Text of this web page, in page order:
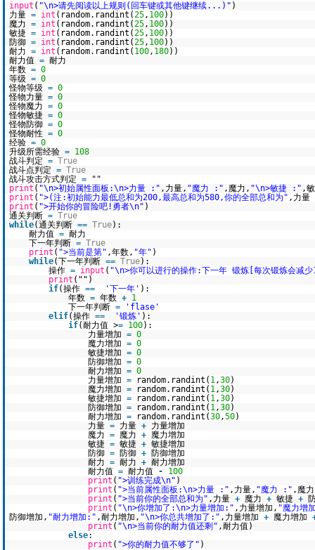
input ( "\n>请先阅读以上规则(回车键或其他键继续...)" )
力量 = int (random.randint(25, 100))
魔力 = int (random.randint(25, 100))
敏捷 = int (random.randint(25, 100))
防御 = int (random.randint(25, 100))
耐力 = int (random.randint( 100, 180))
耐力值 = 耐力
年数 = 0
等级 = 0
怪物等级 = 0
怪物力量 = 0
怪物魔力 = 0
怪物敏捷 = 0
怪物防御 = 0
怪物耐性 = 0
经验 = 0
升级所需经验 = 108
战斗判定 = True
战斗点判定 = True
战斗攻击方式判定 =
""
print ( "\n>初始属性面板:\n>力量 :" ,力量, "魔力 :" ,魔力, "\n>敏捷 :" ,
print ( ">(注:初始能力最低总和为200,最高总和为580,你的全部总和为" ,力量
print ( ">开始你的冒险吧!勇者\n" )
通关判断 = True
while(通关判断 == True):
耐力值 = 耐力
下一年判断 = True
print ( ">当前是第" ,年数, "年" )
while(下一年判断 == True):
操作 = input ( "\n>你可以进行的操作:下一年 锻炼[每次锻炼会减
print ("")
if(操作 == '下一年' ):
年数 = 年数 + 1
下一年判断 =
'flase'
elif(操作 == '锻炼' ):
if(耐力值 >= 100):
力量增加 = 0
魔力增加 = 0
敏捷增加 = 0
防御增加 = 0
耐力增加 = 0
力量增加 = random.randint( 1,30)
魔力增加 = random.randint( 1,30)
敏捷增加 = random.randint( 1,30)
防御增加 = random.randint( 1,30)
耐力增加 = random.randint(30,50)
力量 = 力量 + 力量增加
魔力 = 魔力 + 魔力增加
敏捷 = 敏捷 + 敏捷增加
防御 = 防御 + 防御增加
耐力 = 耐力 + 耐力增加
耐力值 = 耐力值 -
100
print ( ">训练完成\n" )
print ( ">当前属性面板:\n>力量 :" ,力量, "魔力 :" ,魔
print ( ">当前你的全部总和为" ,力量 + 魔力 + 敏捷 +
print ( "\n>你增加了:\n>力量增加:" ,力量增加, "魔力增
防御增加, "耐力增加:" ,耐力增加, "\n>你总共增加了:" ,力量增加 + 魔力增加
print ( "\n>当前你的耐力值还剩" ,耐力值)
else:
print ( ">你的耐力值不够了" )